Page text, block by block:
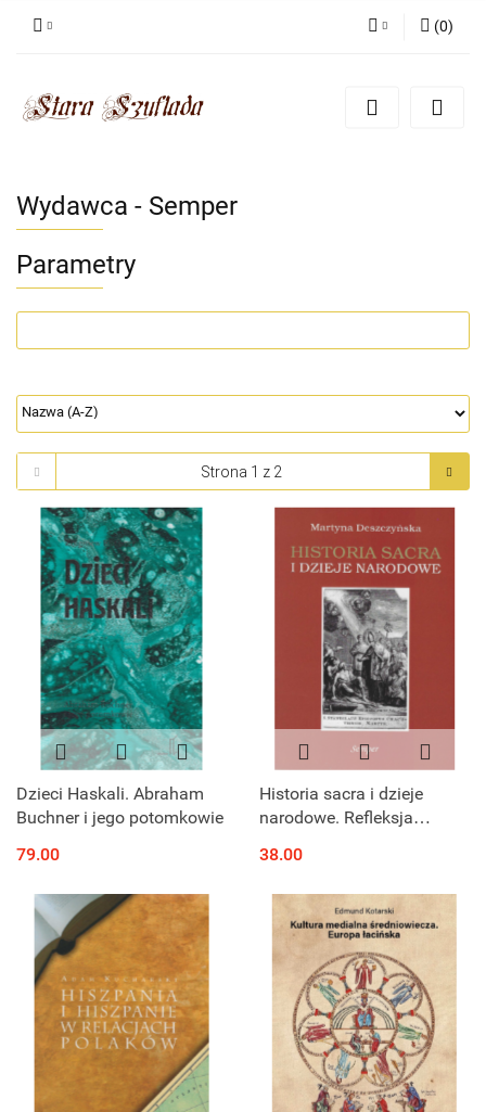
Zarejestruj się
(0)
Wydawca - Semper
Parametry
Dzieci Haskali. Abraham
Buchner i jego potomkowie
79.00
Historia sacra i dzieje
narodowe. Refleksja
nad rolą religii i kościoła w
przeszłości Polski
38.00